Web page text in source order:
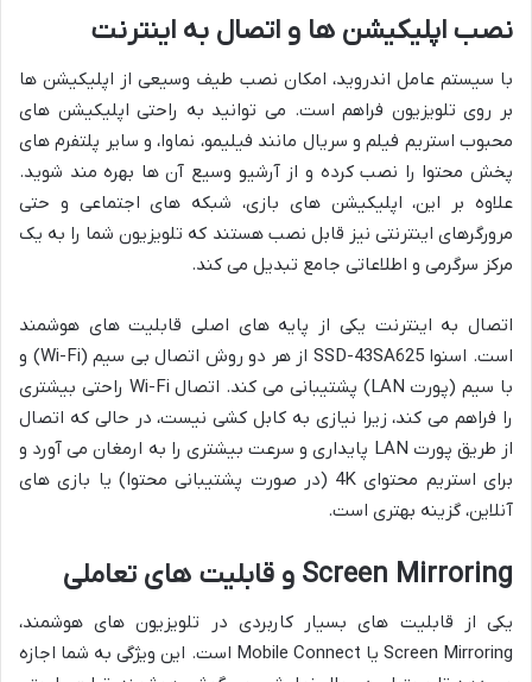
نصب اپلیکیشن ها و اتصال به اینترنت
با سیستم عامل اندروید، امکان نصب طیف وسیعی از اپلیکیشن ها
بر روی تلویزیون فراهم است. می توانید به راحتی اپلیکیشن های
محبوب استریم فیلم و سریال مانند فیلیمو، نماوا، و سایر پلتفرم های
پخش محتوا را نصب کرده و از آرشیو وسیع آن ها بهره مند شوید.
علاوه بر این، اپلیکیشن های بازی، شبکه های اجتماعی و حتی
مرورگرهای اینترنتی نیز قابل نصب هستند که تلویزیون شما را به یک
مرکز سرگرمی و اطلاعاتی جامع تبدیل می کند.
اتصال به اینترنت یکی از پایه های اصلی قابلیت های هوشمند
است. اسنوا SSD-43SA625 از هر دو روش اتصال بی سیم (Wi-Fi) و
با سیم (پورت LAN) پشتیبانی می کند. اتصال Wi-Fi راحتی بیشتری
را فراهم می کند، زیرا نیازی به کابل کشی نیست، در حالی که اتصال
از طریق پورت LAN پایداری و سرعت بیشتری را به ارمغان می آورد و
برای استریم محتوای 4K (در صورت پشتیبانی محتوا) یا بازی های
آنلاین، گزینه بهتری است.
Screen Mirroring و قابلیت های تعاملی
یکی از قابلیت های بسیار کاربردی در تلویزیون های هوشمند،
Screen Mirroring یا Mobile Connect است. این ویژگی به شما اجازه